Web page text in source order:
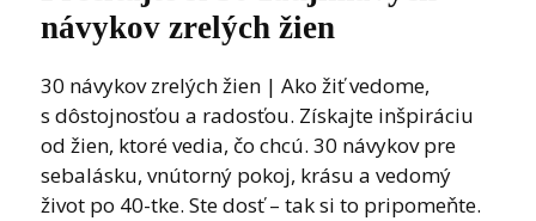
návykov zrelých žien
30 návykov zrelých žien | Ako žiť vedome,
s dôstojnosťou a radosťou. Získajte inšpiráciu
od žien, ktoré vedia, čo chcú. 30 návykov pre
sebalásku, vnútorný pokoj, krásu a vedomý
život po 40-tke. Ste dosť – tak si to pripomeňte.